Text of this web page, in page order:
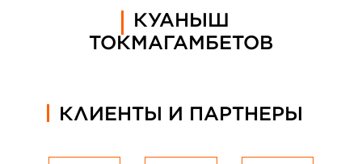
КУАНЫШ
ТОКМАГАМБЕТОВ
КЛИЕНТЫ И ПАРТНЕРЫ